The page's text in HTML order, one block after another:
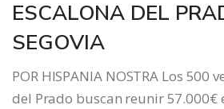
ESCALONA DEL
SEGOVIA
POR HISPANIA NOSTRA Los 500
del Prado buscan reunir 57.000€